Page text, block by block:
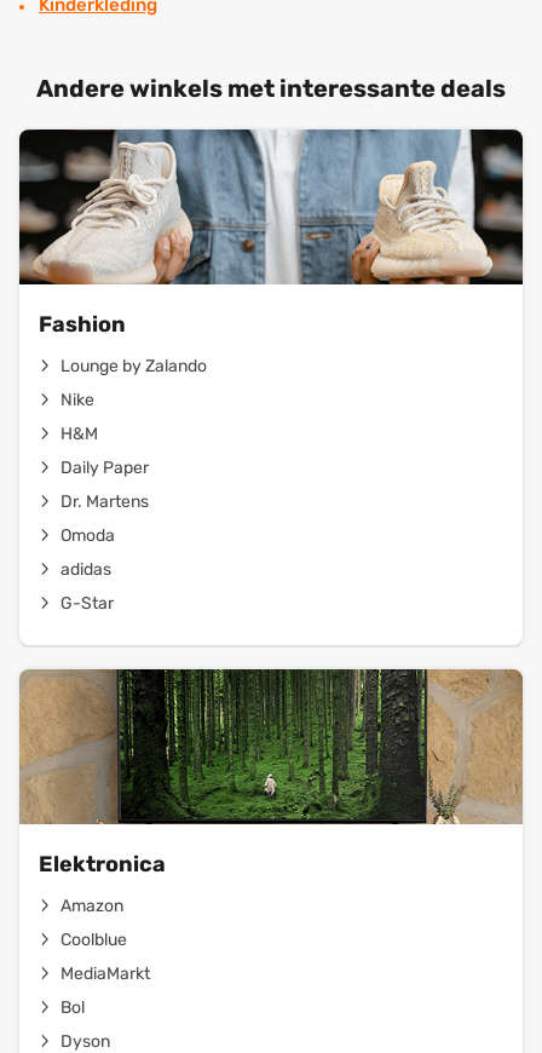
Kinderkleding
Andere winkels met interessante deals
Fashion
Lounge by Zalando
Nike
H&M
Daily Paper
Dr. Martens
Omoda
adidas
G-Star
Elektronica
Amazon
Coolblue
MediaMarkt
Bol
Dyson